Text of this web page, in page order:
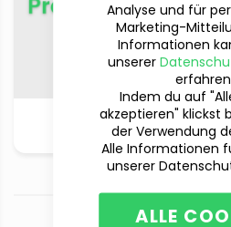
Alle Produkte
anschauen
Analyse und für
Marketing-
Informationen
unserer
Indem du auf
akzeptieren" klickst
der Verwendung
Alle Informationen
unserer
ALLE